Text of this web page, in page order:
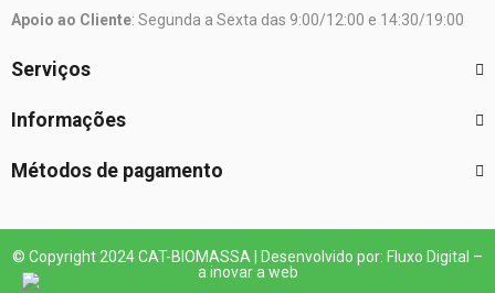
Apoio ao Cliente: Segunda a Sexta das 9:00/12:00 e 14:30/19:00
Serviços
Informações
Métodos de pagamento
© Copyright 2024 CAT-BIOMASSA | Desenvolvido por: Fluxo Digital –
a inovar a web